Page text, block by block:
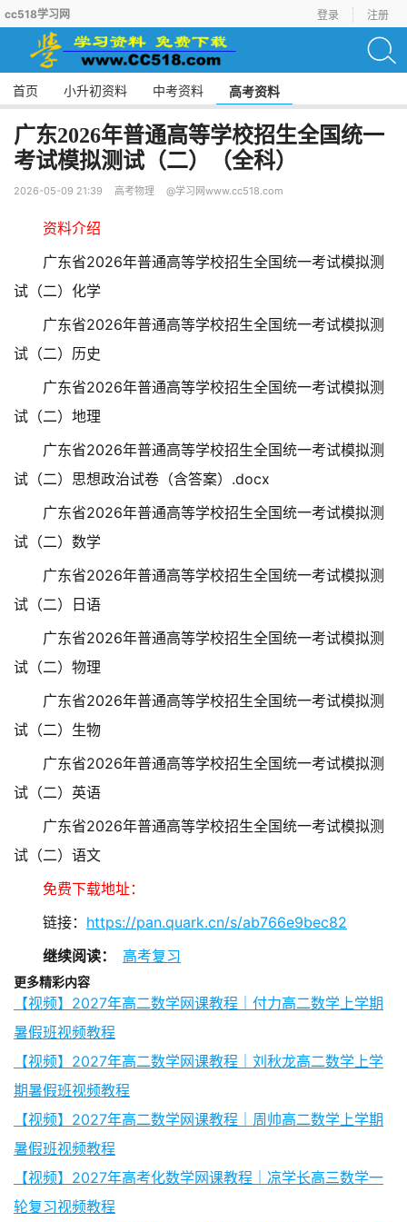
cc518学习网 登录 注册
首页 小升初资料 中考资料 高考资料
广东2026年普通高等学校招生全国统一
考试模拟测试（二）（全科）
2026-05-09 21:39 高考物理 @学习网www.cc518.com
资料介绍
广东省2026年普通高等学校招生全国统一考试模拟测
试（二）化学
广东省2026年普通高等学校招生全国统一考试模拟测
试（二）历史
广东省2026年普通高等学校招生全国统一考试模拟测
试（二）地理
广东省2026年普通高等学校招生全国统一考试模拟测
试（二）思想政治试卷（含答案）.docx
广东省2026年普通高等学校招生全国统一考试模拟测
试（二）数学
广东省2026年普通高等学校招生全国统一考试模拟测
试（二）日语
广东省2026年普通高等学校招生全国统一考试模拟测
试（二）物理
广东省2026年普通高等学校招生全国统一考试模拟测
试（二）生物
广东省2026年普通高等学校招生全国统一考试模拟测
试（二）英语
广东省2026年普通高等学校招生全国统一考试模拟测
试（二）语文
免费下载地址：
链接： https://pan.quark.cn/s/ab766e9bec82
继续阅读：
高考复习
更多精彩内容
【视频】2027年高二数学网课教程｜付力高二数学上学期
暑假班视频教程
【视频】2027年高二数学网课教程｜刘秋龙高二数学上学
期暑假班视频教程
【视频】2027年高二数学网课教程｜周帅高二数学上学期
暑假班视频教程
【视频】2027年高考化数学网课教程｜凉学长高三数学一
轮复习视频教程